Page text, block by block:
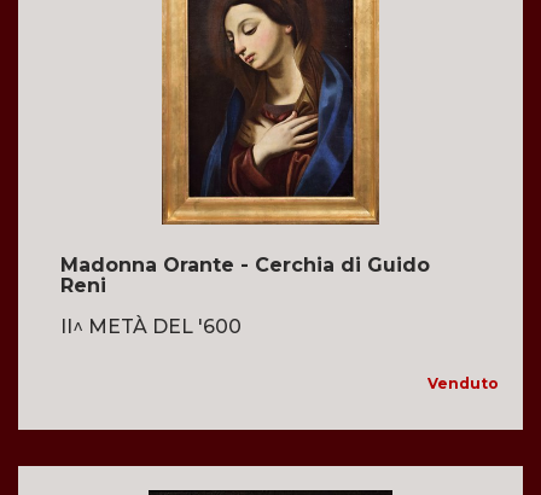
Madonna Orante - Cerchia di Guido
Reni
II^ METÀ DEL '600
Venduto